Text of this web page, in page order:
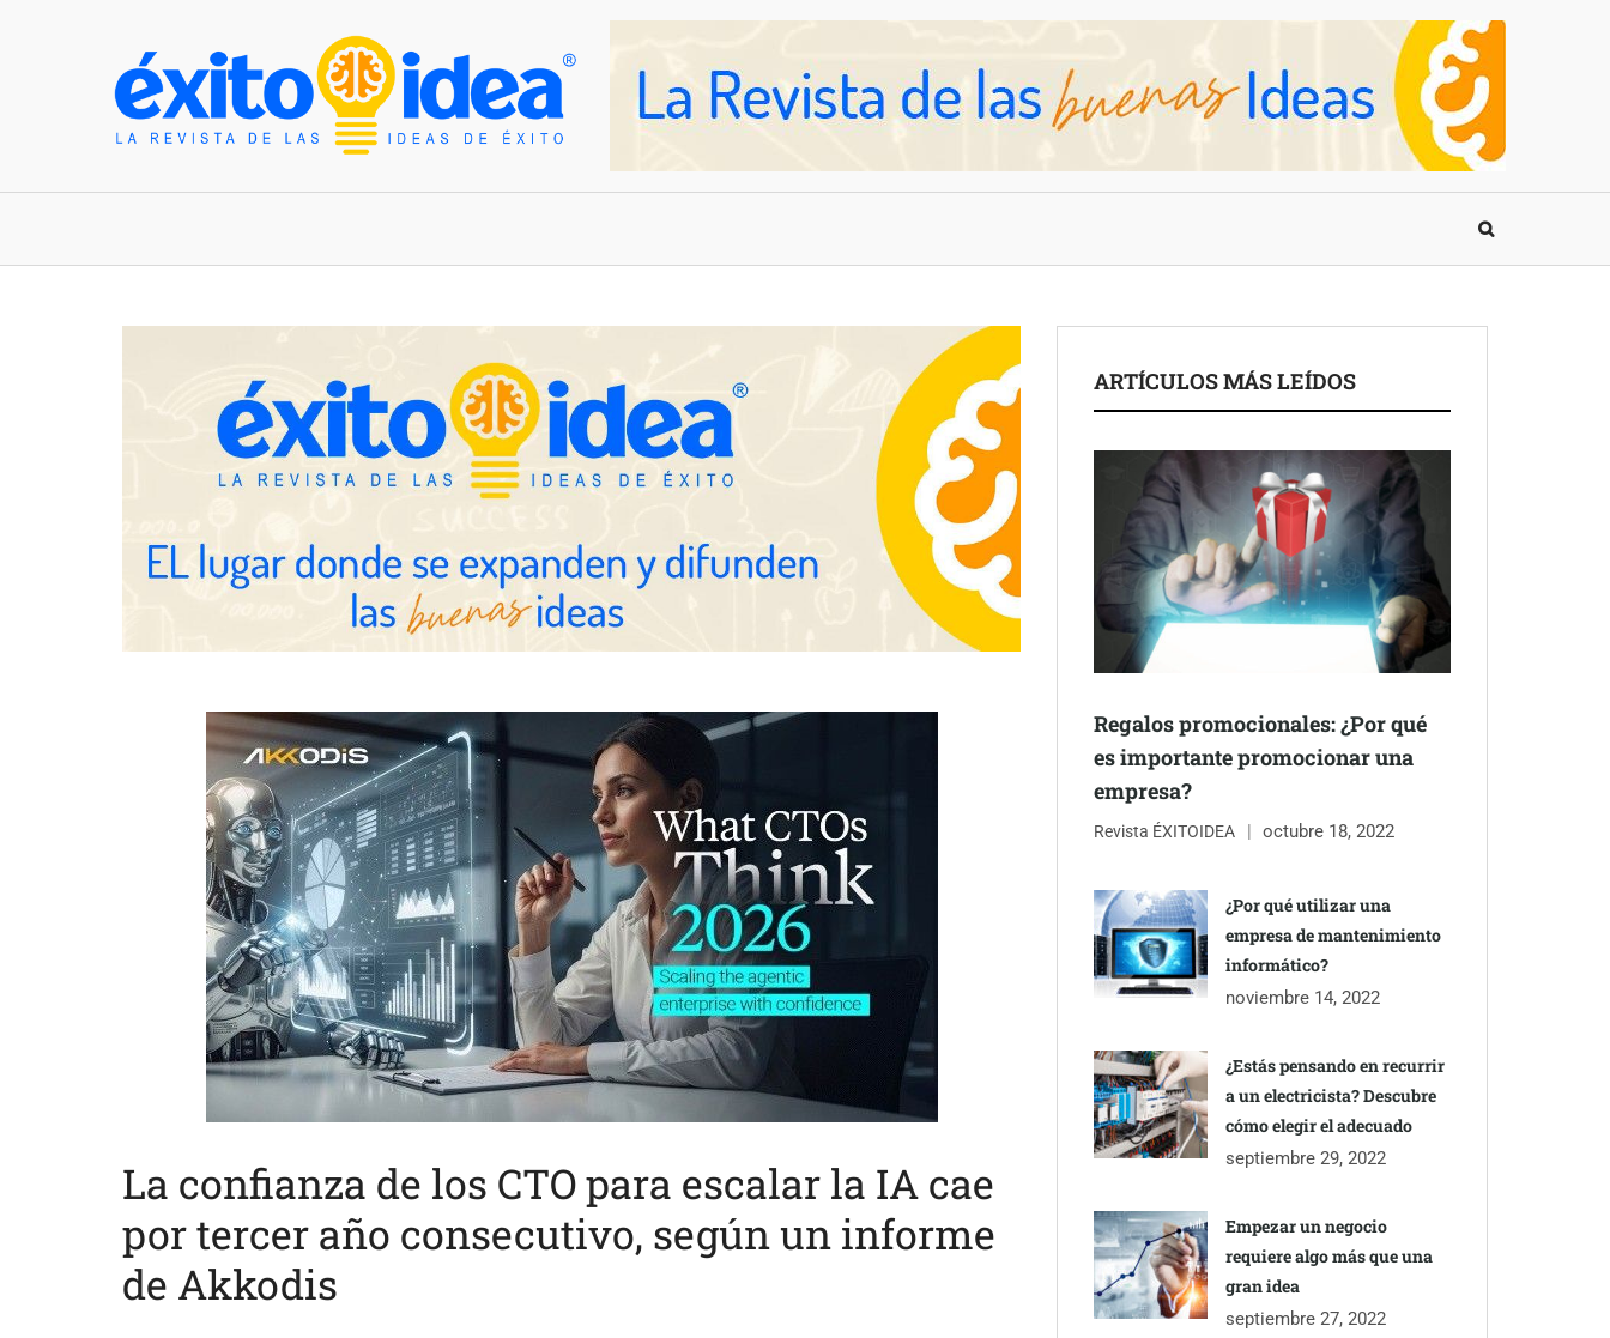
La confianza de los CTO para escalar la IA cae
por tercer año consecutivo, según un informe
de Akkodis
ARTÍCULOS MÁS LEÍDOS
Regalos promocionales: ¿Por qué
es importante promocionar una
empresa?
Revista ÉXITOIDEA octubre 18, 2022
¿Por qué utilizar una
empresa de mantenimiento
informático?
noviembre 14, 2022
¿Estás pensando en recurrir
a un electricista? Descubre
cómo elegir el adecuado
septiembre 29, 2022
Empezar un negocio
requiere algo más que una
gran idea
septiembre 27, 2022